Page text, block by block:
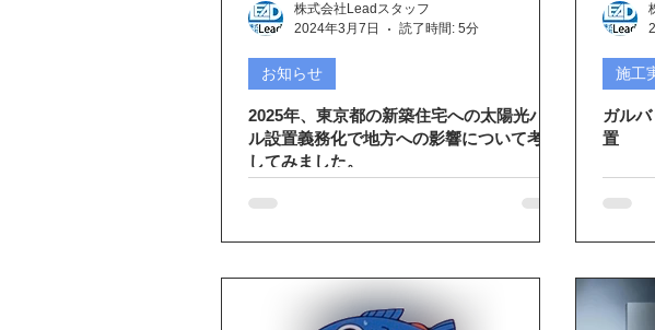
IHクッキングヒーター 折版屋根に施
2025年、東京都の新築住宅への太陽光パネ
ル設置義務化で地方への影響について考察
してみました。
お知らせ
株式会社Leadスタッフ
2024年3月7日
読了時間: 5分
ガル
置
施工